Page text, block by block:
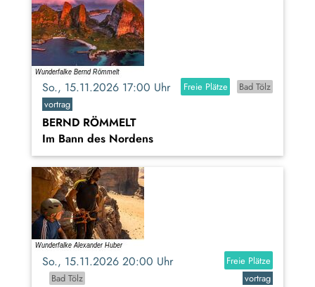
So., 15.11.2026 17:00 Uhr Freie Plätze
Bad Tölz
vortrag
BERND RÖMMELT
Im Bann des Nordens
So., 15.11.2026 20:00 Uhr
Freie Plätze
Bad Tölz
vortrag